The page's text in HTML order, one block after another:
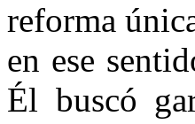
reforma
en ese
Él buscó